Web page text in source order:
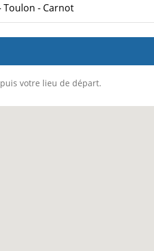
Toulon - Carnot
votre lieu de départ.